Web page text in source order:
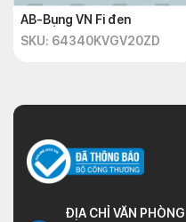
AB-Bụng VN Fi đen
SKU: 64340KVGV20ZD
ĐỊA CHỈ VĂN PHÒNG